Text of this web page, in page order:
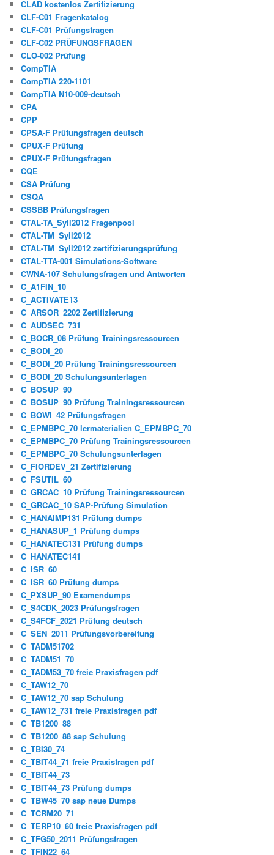
CLAD kostenlos Zertifizierung
CLF-C01 Fragenkatalog
CLF-C01 Prüfungsfragen
CLF-C02 PRÜFUNGSFRAGEN
CLO-002 Prüfung
CompTIA
CompTIA 220-1101
CompTIA N10-009-deutsch
CPA
CPP
CPSA-F Prüfungsfragen deutsch
CPUX-F Prüfung
CPUX-F Prüfungsfragen
CQE
CSA Prüfung
CSQA
CSSBB Prüfungsfragen
CTAL-TA_Syll2012 Fragenpool
CTAL-TM_Syll2012
CTAL-TM_Syll2012 zertifizierungsprüfung
CTAL-TTA-001 Simulations-Software
CWNA-107 Schulungsfragen und Antworten
C_A1FIN_10
C_ACTIVATE13
C_ARSOR_2202 Zertifizierung
C_AUDSEC_731
C_BOCR_08 Prüfung Trainingsressourcen
C_BODI_20
C_BODI_20 Prüfung Trainingsressourcen
C_BODI_20 Schulungsunterlagen
C_BOSUP_90
C_BOSUP_90 Prüfung Trainingsressourcen
C_BOWI_42 Prüfungsfragen
C_EPMBPC_70 lermaterialien C_EPMBPC_70
C_EPMBPC_70 Prüfung Trainingsressourcen
C_EPMBPC_70 Schulungsunterlagen
C_FIORDEV_21 Zertifizierung
C_FSUTIL_60
C_GRCAC_10 Prüfung Trainingsressourcen
C_GRCAC_10 SAP-Prüfung Simulation
C_HANAIMP131 Prüfung dumps
C_HANASUP_1 Prüfung dumps
C_HANATEC131 Prüfung dumps
C_HANATEC141
C_ISR_60
C_ISR_60 Prüfung dumps
C_PXSUP_90 Examendumps
C_S4CDK_2023 Prüfungsfragen
C_S4FCF_2021 Prüfung deutsch
C_SEN_2011 Prüfungsvorbereitung
C_TADM51702
C_TADM51_70
C_TADM53_70 freie Praxisfragen pdf
C_TAW12_70
C_TAW12_70 sap Schulung
C_TAW12_731 freie Praxisfragen pdf
C_TB1200_88
C_TB1200_88 sap Schulung
C_TBI30_74
C_TBIT44_71 freie Praxisfragen pdf
C_TBIT44_73
C_TBIT44_73 Prüfung dumps
C_TBW45_70 sap neue Dumps
C_TCRM20_71
C_TERP10_60 freie Praxisfragen pdf
C_TFG50_2011 Prüfungsfragen
C_TFIN22_64